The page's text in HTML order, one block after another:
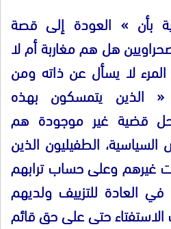
بأن » العودة إلى قصة
هل هم مغاربة أم لا
لا يسأل عن ذاته ومن
« الذين يتمسكون بهذه
قضية غير موجودة هم
السياسية، الطفيليون الذين
غيرهم وعلى حساب ترابهم
العادة للتزييف ولديهم
الاستفتاء حتى على حق قائم